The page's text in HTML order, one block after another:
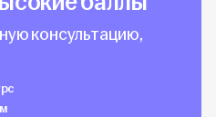
консультацию,